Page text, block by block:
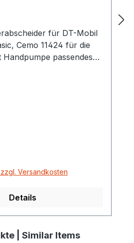
für DT-Mobil
Cemo 11424 für die
passendes
Versandkosten
Details
| Similar Items